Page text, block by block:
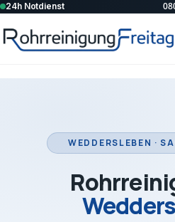
24h Notdienst
WEDDERSLEBEN ·